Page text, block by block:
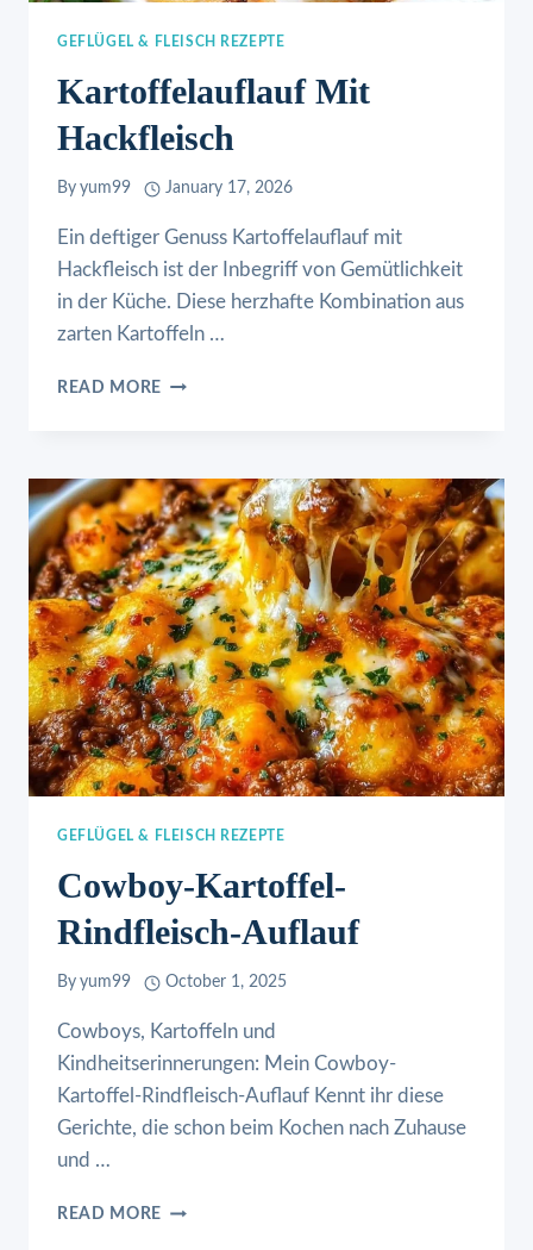
GEFLÜGEL & FLEISCH REZEPTE
Kartoffelauflauf Mit
Hackfleisch
By yum99 January 17, 2026
Ein deftiger Genuss Kartoffelauflauf mit
Hackfleisch ist der Inbegriff von Gemütlichkeit
in der Küche. Diese herzhafte Kombination aus
zarten Kartoffeln …
READ MORE KARTOFFELAUFLAUF
GEFLÜGEL & FLEISCH REZEPTE
Cowboy-Kartoffel-
Rindfleisch-Auflauf
By yum99 October 1, 2025
Cowboys, Kartoffeln und
Kindheitserinnerungen: Mein Cowboy-
Kartoffel-Rindfleisch-Auflauf Kennt ihr diese
Gerichte, die schon beim Kochen nach Zuhause
und …
READ MORE COWBOY-